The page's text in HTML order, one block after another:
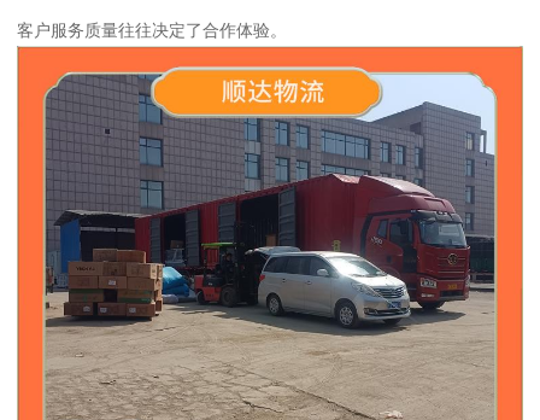
客户服务质量往往决定了合作体验。